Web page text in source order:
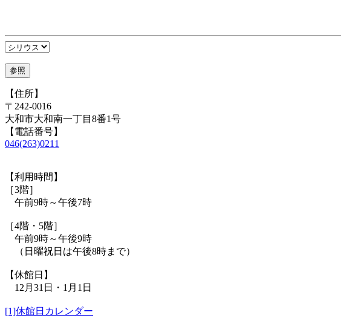
【住所】
〒242-0016
大和市大和南一丁目8番1号
【電話番号】
046(263)0211
【利用時間】
［3階］
午前9時～午後7時
［4階・5階］
午前9時～午後9時
（日曜祝日は午後8時まで）
【休館日】
12月31日・1月1日
[1]休館日カレンダー